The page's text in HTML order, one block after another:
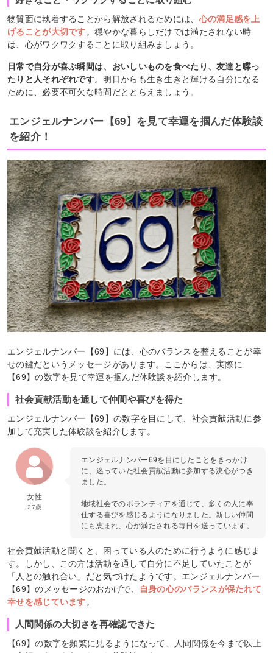
物質面に執着することから解放されるためには、 心の満足感を上
げることが大切です。穏やかな暮らしだけでは満たされない時
は、心がワクワクすることに取り組みましょう。
日常で自分が喜ぶ瞬間は、おいしいものを食べたり、友達と喋っ
たりと人それぞれです。明日からも生き生きと輝ける自分になる
ために、必要不可欠な時間だととらえましょう。
エンジェルナンバー【69】を見て幸運を掴んだ体験談
を紹介！
エンジェルナンバー【69】には、心のバランスを整えることが幸
せの鍵だというメッセージがあります。ここからは、実際に
【69】の数字を見て幸運を掴んだ体験談を紹介します。
社会貢献活動を通して仲間や喜びを得た
エンジェルナンバー【69】の数字を目にして、社会貢献活動に参
加して充実した体験談を紹介します。
女性
27歳
エンジェルナンバー69を目にしたことをきっかけ
に、迷っていた社会貢献活動に参加する決心がつき
ました。
地域社会でのボランティアを通じて、多くの人に奉
仕する喜びを感じるようになりました。新しい仲間
にも恵まれ、心が満たされる毎日を送っています。
社会貢献活動と聞くと、困っている人のために行うように感じま
す。しかし、この方は活動を通して自分に不足していたことが
「人との触れ合い」だと気づけたようです。エンジェルナンバー
【69】のメッセージのおかげで、
自身の心のバランスが保たれて
幸せを感じています。
人間関係の大切さを再確認できた
【69】の数字を頻繁に見るようになって、人間関係を今まで以上